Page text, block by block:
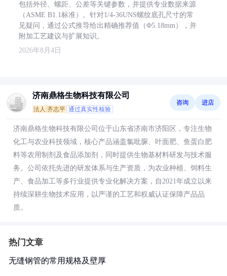
包括外径、螺距、公差等关键参数，并提供专业数据来源
（ASME B1.1标准）。针对1/4-36UNS螺纹底孔尺寸的常
见疑问，通过公式推导给出精确推荐值（Φ5.18mm），并
附加工艺建议与扩展知识。
2026年8月4日
济南鼎格生物科技有限公司
法人:齐志平 通过真实性核验
咨询 进店
济南鼎格生物科技有限公司位于山东省济南市济阳区，专注生物
化工与农业科技领域，核心产品涵盖氯吡脲、叶面肥、鱼蛋白肥
料等农用制剂及食品添加剂，同时提供生物基材料研发与技术服
务。公司依托先进的研发体系与生产资质，为农业种植、饲料生
产、食品加工等多行业提供专业化解决方案，自2021年成立以来
持续深耕生物技术应用，以严谨的工艺和权威认证保障产品品
质。
热门文章
无缝钢管的常用规格及壁厚